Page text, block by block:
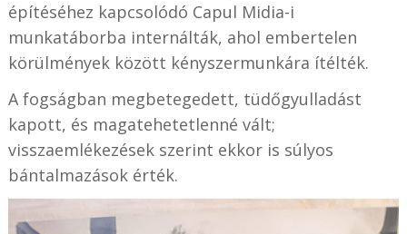
építéséhez kapcsolódó Capul Midia-i
munkatáborba internálták, ahol embertelen
körülmények között kényszermunkára ítélték.
A fogságban megbetegedett, tüdőgyulladást
kapott, és magatehetetlenné vált;
visszaemlékezések szerint ekkor is súlyos
bántalmazások érték.